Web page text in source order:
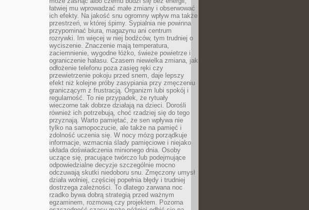
łatwiej mu wprowadzać małe zmiany i obserwować
ich efekty. Na jakość snu ogromny wpływ ma także
przestrzeń, w której śpimy. Sypialnia nie powinna
przypominać biura, magazynu ani centrum
rozrywki. Im więcej w niej bodźców, tym trudniej o
wyciszenie. Znaczenie mają temperatura,
zaciemnienie, wygodne łóżko, świeże powietrze i
ograniczenie hałasu. Czasem niewielka zmiana, jak
odłożenie telefonu poza zasięg ręki czy
przewietrzenie pokoju przed snem, daje lepszy
efekt niż kolejne próby zasypiania przy zmęczeniu
graniczącym z frustracją. Organizm lubi spokój i
regularność. To nie przypadek, że rytuały
wieczorne tak dobrze działają na dzieci. Dorośli
również ich potrzebują, choć rzadziej się do tego
przyznają. Warto pamiętać, że sen wpływa nie
tylko na samopoczucie, ale także na pamięć i
zdolność uczenia się. W nocy mózg porządkuje
informacje, wzmacnia ślady pamięciowe i niejako
układa doświadczenia minionego dnia. Osoby
uczące się, pracujące twórczo lub podejmujące
odpowiedzialne decyzje szczególnie mocno
odczuwają skutki niedoboru snu. Zmęczony umysł
działa wolniej, częściej popełnia błędy i trudniej
dostrzega zależności. To dlatego zarwana noc
rzadko bywa dobrą strategią przed ważnym
egzaminem, rozmową czy projektem. Pozorna